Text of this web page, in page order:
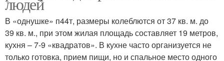
В «однушке» п44т, размеры колеблются от 37 кв. м. до
39 кв. м., при этом жилая площадь составляет 19 метров,
кухня – 7-9 «квадратов». В кухне часто организуется не
только готовка, прием пищи, но и спальное место одного